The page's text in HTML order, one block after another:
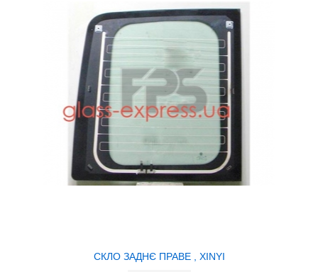
СКЛО ЗАДНЄ ПРАВЕ , XINYI